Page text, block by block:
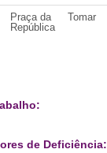
Praça da
República
Tomar
de Deficiência: